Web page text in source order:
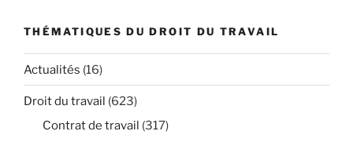
THÉMATIQUES DU DROIT DU TRAVAIL
Actualités (16)
Droit du travail (623)
Contrat de travail (317)